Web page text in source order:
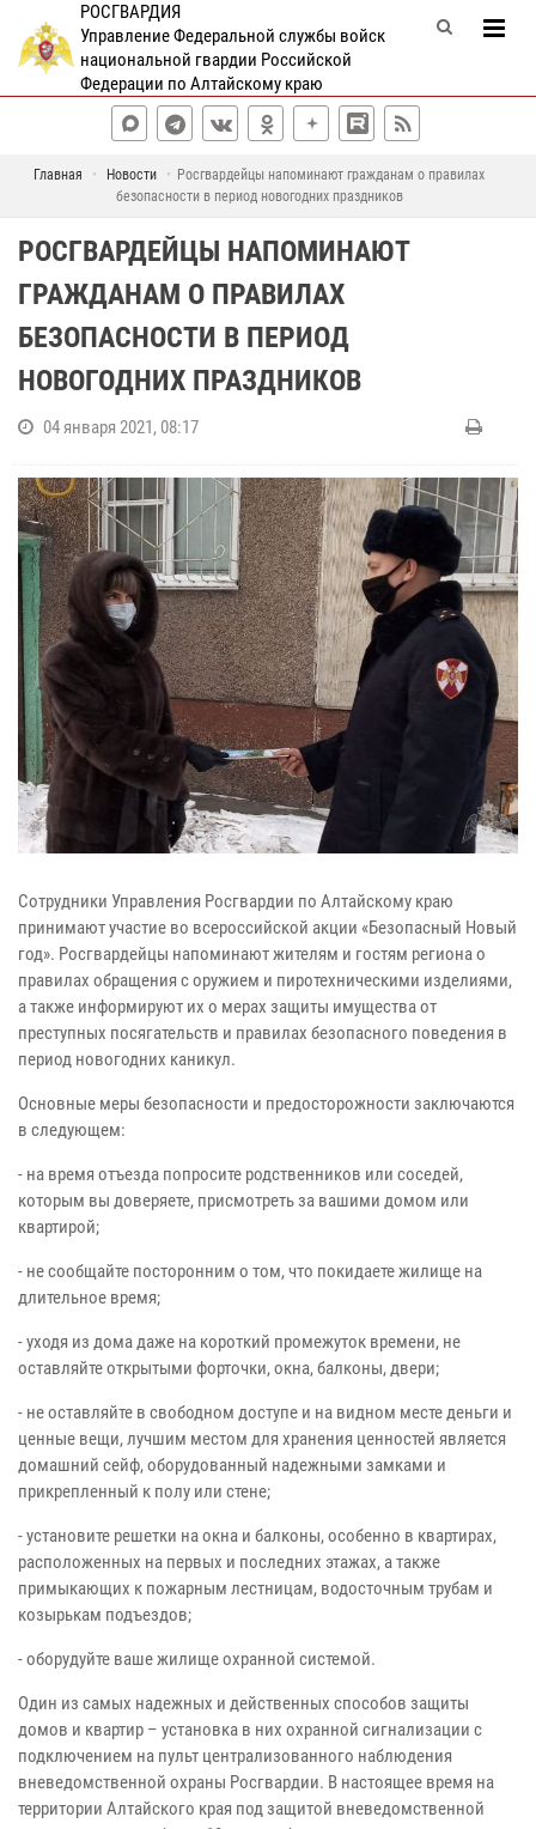
РОСГВАРДИЯ
Управление Федеральной службы войск
национальной гвардии Российской
Федерации по Алтайскому краю
Главная Новости
Росгвардейцы напоминают гражданам о правилах
безопасности в период новогодних праздников
РОСГВАРДЕЙЦЫ НАПОМИНАЮТ
ГРАЖДАНАМ О ПРАВИЛАХ
БЕЗОПАСНОСТИ В ПЕРИОД
НОВОГОДНИХ ПРАЗДНИКОВ
04 января 2021, 08:17
Сотрудники Управления Росгвардии по Алтайскому краю
принимают участие во всероссийской акции «Безопасный Новый
год». Росгвардейцы напоминают жителям и гостям региона о
правилах обращения с оружием и пиротехническими изделиями,
а также информируют их о мерах защиты имущества от
преступных посягательств и правилах безопасного поведения в
период новогодних каникул.
Основные меры безопасности и предосторожности заключаются
в следующем:
- на время отъезда попросите родственников или соседей,
которым вы доверяете, присмотреть за вашими домом или
квартирой;
- не сообщайте посторонним о том, что покидаете жилище на
длительное время;
- уходя из дома даже на короткий промежуток времени, не
оставляйте открытыми форточки, окна, балконы, двери;
- не оставляйте в свободном доступе и на видном месте деньги и
ценные вещи, лучшим местом для хранения ценностей является
домашний сейф, оборудованный надежными замками и
прикрепленный к полу или стене;
- установите решетки на окна и балконы, особенно в квартирах,
расположенных на первых и последних этажах, а также
примыкающих к пожарным лестницам, водосточным трубам и
козырькам подъездов;
- оборудуйте ваше жилище охранной системой.
Один из самых надежных и действенных способов защиты
домов и квартир – установка в них охранной сигнализации с
подключением на пульт централизованного наблюдения
вневедомственной охраны Росгвардии. В настоящее время на
территории Алтайского края под защитой вневедомственной